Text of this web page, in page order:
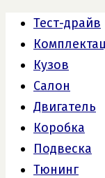
Тест-драйв
Кузов
Салон
Двигатель
Коробка
Подвеска
Тюнинг